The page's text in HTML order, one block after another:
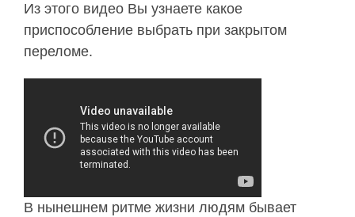
Из этого видео Вы узнаете какое
приспособление выбрать при закрытом
переломе.
В нынешнем ритме жизни людям бывает